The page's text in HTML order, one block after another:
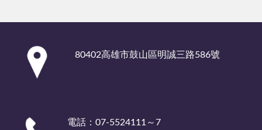
80402高雄市鼓山區明誠三路586號
電話：07-5524111～7